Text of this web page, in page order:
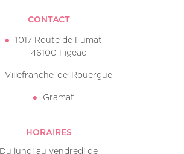
CONTACT
1017 Route de Fumat
46100 Figeac
Villefranche-de-Rouergue
Gramat
HORAIRES
Du lundi au vendredi de